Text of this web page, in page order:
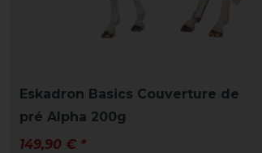
Eskadron Basics Couverture de
pré Alpha 200g
149,90 € *